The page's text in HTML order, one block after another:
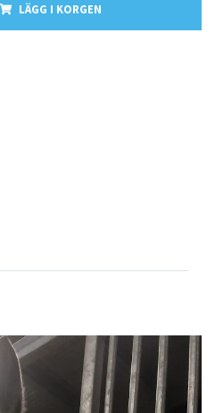
LÄGG I KORGEN